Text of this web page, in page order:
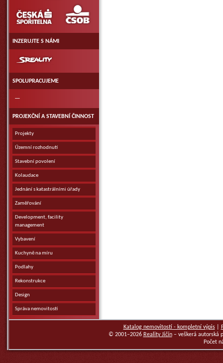
Česká
spořitelna
ČSOB
INZERUJTE S NÁMI
SReality.CZ
SPOLUPRACUJEME
—
PROJEKČNÍ A STAVEBNÍ ČINNOST
Projekty
Územní rozhodnutí
Stavební povolení
Kolaudace
Jednání s katastrálními úřady
Zaměřování
Development, facility
management
Vybavení
Kuchyně na míru
Podlahy
Rekonstrukce
Design
Správa nemovitostí
Katalog nemovitostí - kompletní výpis|
© 2001–2026 Reality Jičín– veškerá autorská
Počet